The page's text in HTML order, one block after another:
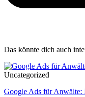
Das könnte dich auch
Uncategorized
Google Ads für Anwälte: